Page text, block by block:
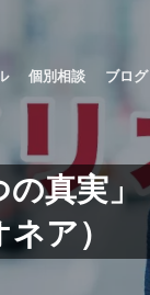
個別相談 ブログ
の真実」
ア）